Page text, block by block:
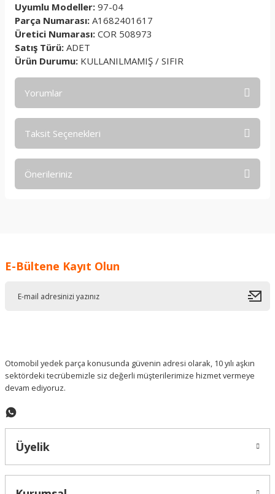
Uyumlu Modeller: 97-04
Parça Numarası: A1682401617
Üretici Numarası: COR 508973
Satış Türü: ADET
Ürün Durumu: KULLANILMAMIŞ / SIFIR
Yorumlar
Taksit Seçenekleri
Önerileriniz
Ürün resmi kalitesiz, bozuk veya görüntülenemiyor.
E-Bültene Kayıt Olun
Otomobil yedek parça konusunda güvenin adresi olarak, 10 yılı aşkın
sektördeki tecrübemizle siz değerli müşterilerimize hizmet vermeye
devam ediyoruz.
Üyelik